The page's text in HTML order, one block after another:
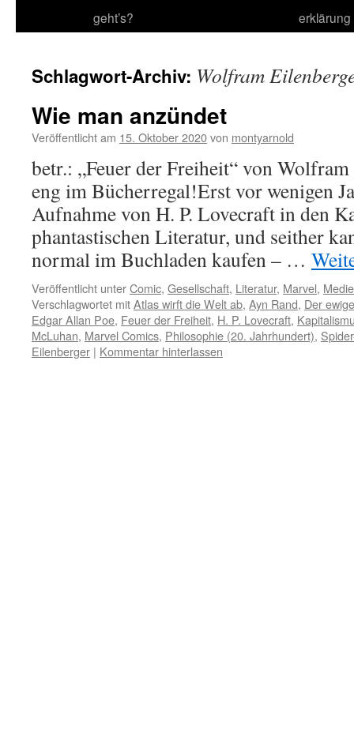
geht’s?
erklärung
Schlagwort-Archiv: Wolfram
Wie man anzündet
Veröffentlicht am 15. Oktober 2020von montyarnold
betr.: „Feuer der Freiheit“ von
eng im Bücherregal!Erst vor wenigen
Aufnahme von H. P. Lovecraft in den
phantastischen Literatur, und seither
normal im Buchladen kaufen – …
Veröffentlicht unterComic, Gesellschaft, Literatur, Marvel,
Verschlagwortet mitAtlas wirft die Welt ab, Ayn Rand, Der
Edgar Allan Poe, Feuer der Freiheit, H. P. Lovecraft,
McLuhan, Marvel Comics, Philosophie (20. Jahrhundert),
Eilenberger | Kommentar hinterlassen